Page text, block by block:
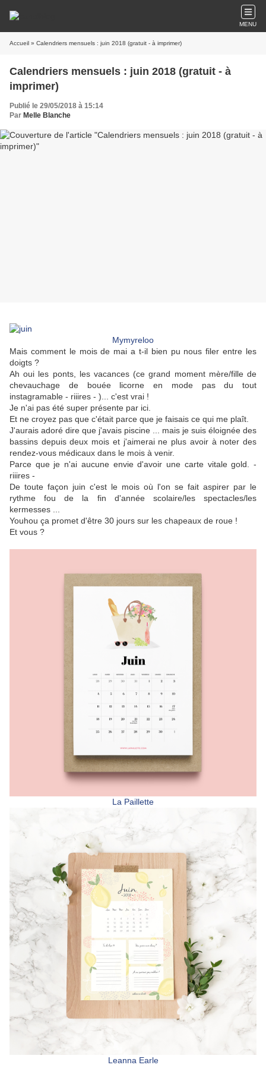
MENU
Accueil » Calendriers mensuels : juin 2018 (gratuit - à imprimer)
Calendriers mensuels : juin 2018 (gratuit - à
imprimer)
Publié le 29/05/2018 à 15:14
Par Melle Blanche
Mymyreloo
Mais comment le mois de mai a t-il bien pu nous filer entre les
doigts ?
Ah oui les ponts, les vacances (ce grand moment mère/fille de
chevauchage de bouée licorne en mode pas du tout
instagramable - riiires - )... c'est vrai !
Je n'ai pas été super présente par ici.
Et ne croyez pas que c'était parce que je faisais ce qui me plaît.
J'aurais adoré dire que j'avais piscine ... mais je suis éloignée des
bassins depuis deux mois et j'aimerai ne plus avoir à noter des
rendez-vous médicaux dans le mois à venir.
Parce que je n'ai aucune envie d'avoir une carte vitale gold. -
riiires -
De toute façon juin c'est le mois où l'on se fait aspirer par le
rythme fou de la fin d'année scolaire/les spectacles/les
kermesses ...
Youhou ça promet d'être 30 jours sur les chapeaux de roue !
Et vous ?
La Paillette
Leanna Earle